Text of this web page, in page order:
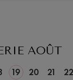
AOÛT
19 20 21 22